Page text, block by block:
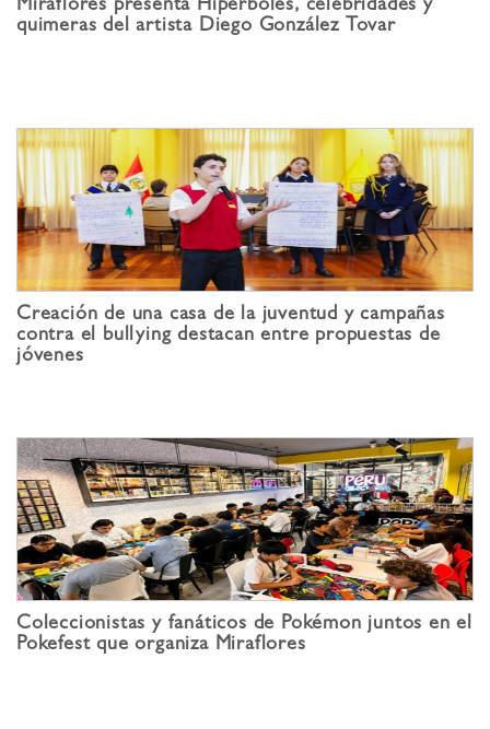
Miraflores presenta Hipérboles, celebridades y
quimeras del artista Diego González Tovar
Creación de una casa de la juventud y campañas
contra el bullying destacan entre propuestas de
jóvenes
Coleccionistas y fanáticos de Pokémon juntos en el
Pokefest que organiza Miraflores